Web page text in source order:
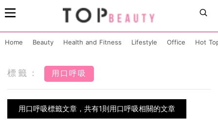
Home Beauty Health and Fitness Lifestyle Office Hot
標籤： 用口呼吸
用口呼吸標籤文章，共有1則用口呼吸相關的文章